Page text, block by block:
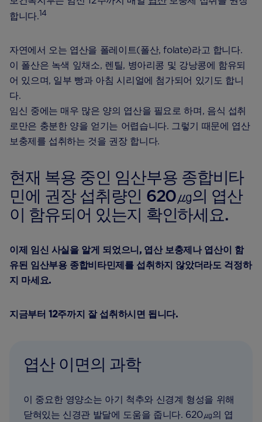
합니다.14
자연에서 오는 엽산을 폴레이트(폴산, folate)라고 합니다.
이 폴산은 녹색 잎채소, 렌틸, 병아리콩 및 강낭콩에 함유되
어 있으며, 일부 빵과 아침 시리얼에 첨가되어 있기도 합니
다.
임신 중에는 매우 많은 양의 엽산을 필요로 하며, 음식 섭취
로만은 충분한 양을 얻기는 어렵습니다. 그렇기 때문에 엽산
보충제를 섭취하는 것을 권장 합니다.
현재 복용 중인 임산부용 종합비타
민에 권장 섭취량인 620㎍의 엽산
이 함유되어 있는지 확인하세요.
이제 임신 사실을 알게 되었으니, 엽산 보충제나 엽산이 함
유된 임산부용 종합비타민제를 섭취하지 않았더라도 걱정하
지 마세요.
지금부터 12주까지 잘 섭취하시면 됩니다.
엽산 이면의 과학
이 중요한 영양소는 아기 척추와 신경계 형성을 위해
닫혀있는 신경관 발달에 도움을 줍니다. 620㎍의 엽